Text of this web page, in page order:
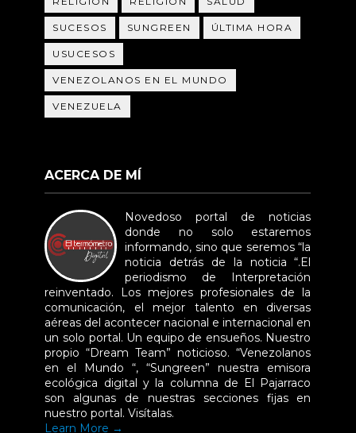
SUCESOS SUNGREEN ÚLTIMA HORA
USUCESOS
VENEZOLANOS EN EL MUNDO
VENEZUELA
ACERCA DE MÍ
Novedoso portal de noticias
donde no solo estaremos
informando, sino que seremos “la
noticia detrás de la noticia “.El
periodismo de Interpretación
reinventado. Los mejores profesionales de la
comunicación, el mejor talento en diversas
aéreas del acontecer nacional e internacional en
un solo portal. Un equipo de ensueños. Nuestro
propio “Dream Team” noticioso. “Venezolanos
en el Mundo “, “Sungreen” nuestra emisora
ecológica digital y la columna de El Pajarraco
son algunas de nuestras secciones fijas en
nuestro portal. Visítalas.
Learn More →